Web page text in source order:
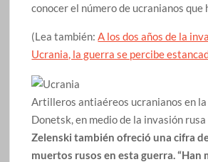
conocer el número de ucranianos que
(Lea también:A los dos años de la
Ucrania, la guerra se percibe
Artilleros antiaéreos ucranianos en
Donetsk, en medio de la invasión rusa
Zelenski también ofreció una cifra
muertos rusos en esta guerra.